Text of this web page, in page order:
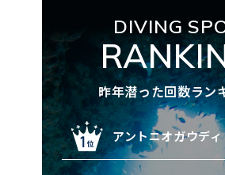
DIVING
昨年潜った回数ラン
アントニオガウディ